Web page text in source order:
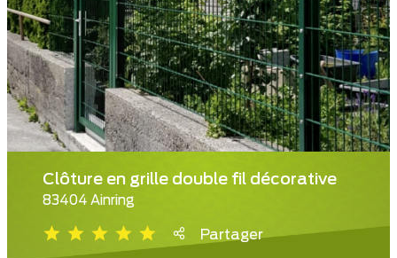
Clôture en grille double fil décorative
83404 Ainring
Partager